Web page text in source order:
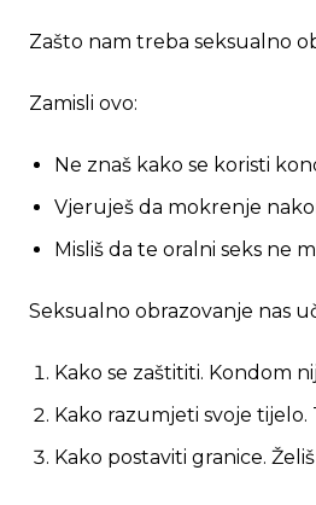
Ovim putem
Ovim putem
Zašto nam treba seksualno
Zamisli ovo:
Ne znaš kako se koristi
Vjeruješ da mokrenje
Misliš da te oralni seks ne
Seksualno obrazovanje nas
Kako se zaštititi. Kondom
Kako razumjeti svoje
Kako postaviti granice.